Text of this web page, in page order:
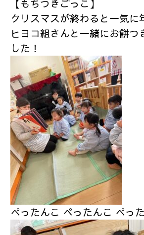
【もちつきごっこ】
クリスマスが終わると一気に
ヒヨコ組さんと一緒にお餅つ
した！
ぺったんこ ぺったんこ ぺっ